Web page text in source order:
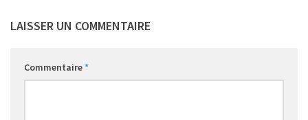
LAISSER UN COMMENTAIRE
Commentaire*